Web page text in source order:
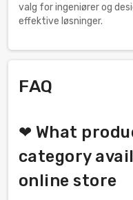
valg for ingeniører og
effektive løsninger.
FAQ
❤ What
category
online store